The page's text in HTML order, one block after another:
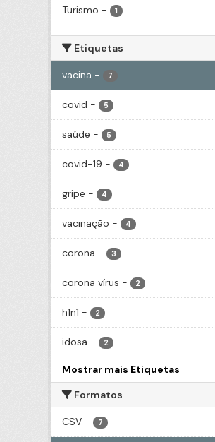
Turismo - 1
Etiquetas
vacina - 7
covid - 5
saúde - 5
covid-19 - 4
gripe - 4
vacinação - 4
corona - 3
corona vírus - 2
h1n1 - 2
idosa - 2
Mostrar mais Etiquetas
Formatos
CSV - 7